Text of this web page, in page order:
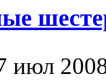
июл